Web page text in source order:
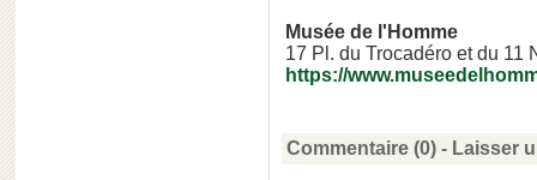
Musée de l'Homme
17 Pl. du Trocadéro et du 11
https://
Commentaire (0) - Laisser